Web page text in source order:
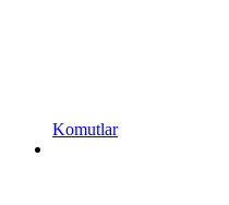
Komutlar